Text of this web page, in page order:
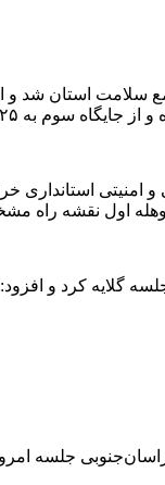
سلامت استان شد
استانداری
وهله اول نقشه راه
گلایه کرد و افزود:
جلسه